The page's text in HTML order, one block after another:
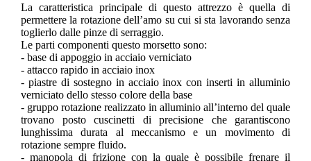
La caratteristica principale di questo attrezzo è quella di
permettere la rotazione dell’amo su cui si sta lavorando senza
toglierlo dalle pinze di serraggio.
Le parti componenti questo morsetto sono:
- base di appoggio in acciaio verniciato
- attacco rapido in acciaio inox
- piastre di sostegno in acciaio inox con inserti in alluminio
verniciato dello stesso colore della base
- gruppo rotazione realizzato in alluminio all’interno del quale
trovano posto cuscinetti di precisione che garantiscono
lunghissima durata al meccanismo e un movimento di
rotazione sempre fluido.
- manopola di frizione con la quale è possibile frenare il